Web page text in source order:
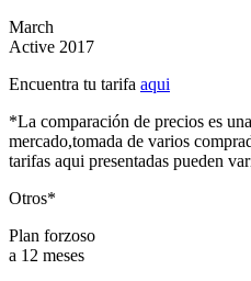
March
Active 2017
Encuentra tu tarifa aqui
*La comparación de precios es
mercado,tomada de varios
tarifas aqui presentadas pueden
Otros*
Plan forzoso
a 12 meses